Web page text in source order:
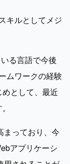
キルとしてメジ
る言語で今後
ムワークの経験
として、最近
まっており、今
アプリケーシ